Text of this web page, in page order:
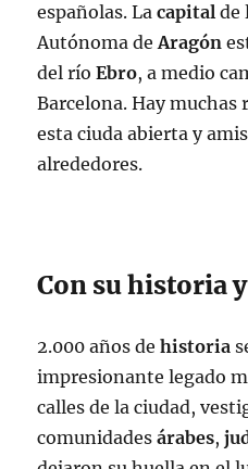
españolas. Lacapital de
Autónoma deAragón
del ríoEbro, a medio
Barcelona. Hay muchas
esta ciuda abierta y
alrededores.
Con su historia
2.000 años dehistoria
impresionante legado
calles de la ciudad,
comunidadesárabes,